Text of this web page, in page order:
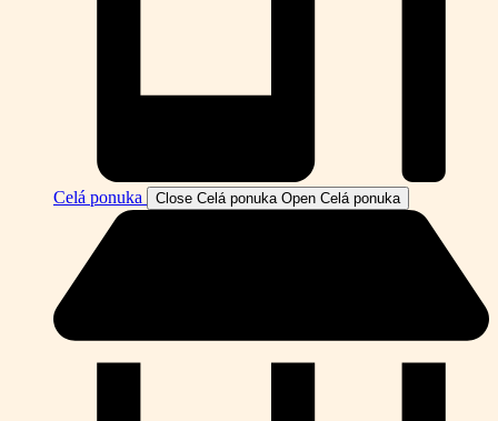
Celá ponuka Close Celá ponuka Open Celá ponuka